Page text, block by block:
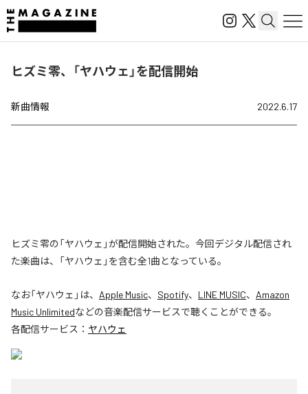
ヒズミ零、「ヤハウェ」を配信開始
新曲情報 2022.6.17
ヒズミ零の「ヤハウェ」が配信開始された。今回デジタル配信され
た楽曲は、「ヤハウェ」を含む全1曲となっている。
なお「ヤハウェ 」は、 Apple Music、 Spotify、 LINE MUSIC、 Amazon
Music Unlimitedなどの音楽配信サービスで聴くことができる。
各配信サービス： ヤハウェ